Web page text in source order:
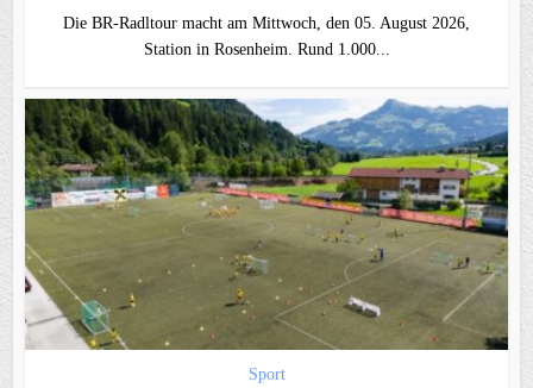
Die BR-Radltour macht am Mittwoch, den 05. August 2026,
Station in Rosenheim. Rund 1.000...
Sport